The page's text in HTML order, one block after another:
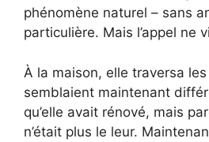
phénomène naturel – sans
particulière. Mais l’appel ne
À la maison, elle traversa
semblaient maintenant
qu’elle avait rénové, mais
n’était plus le leur.